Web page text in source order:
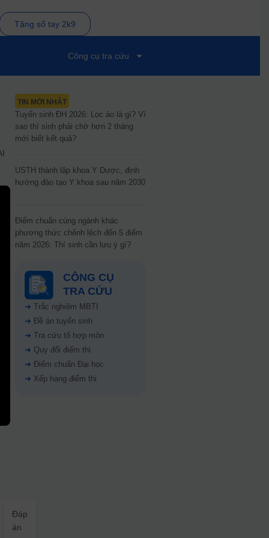
Tặng sổ tay 2k9
Công cụ tra cứu
Đáp
án
TIN MỚI NHẤT
Tuyển sinh ĐH 2026: Lọc ảo là gì? Vì
sao thí sinh phải chờ hơn 2 tháng
mới biết kết quả?
USTH thành lập khoa Y Dược, định
hướng đào tạo Y khoa sau năm 2030
Điểm chuẩn cùng ngành khác
phương thức chênh lệch đến 5 điểm
năm 2026: Thí sinh cần lưu ý gì?
CÔNG CỤ
TRA CỨU
➜ Trắc nghiệm MBTI
➜ Đề án tuyển sinh
➜ Tra cứu tổ hợp môn
➜ Quy đổi điểm thi
➜ Điểm chuẩn Đại học
➜ Xếp hạng điểm thi